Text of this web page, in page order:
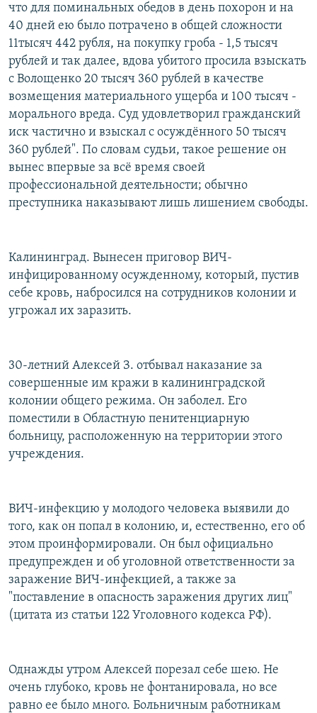
что для поминальных обедов в день похорон и на
40 дней ею было потрачено в общей сложности
11тысяч 442 рубля, на покупку гроба - 1,5 тысяч
рублей и так далее, вдова убитого просила взыскать
с Волощенко 20 тысяч 360 рублей в качестве
возмещения материального ущерба и 100 тысяч -
морального вреда. Суд удовлетворил гражданский
иск частично и взыскал с осуждённого 50 тысяч
360 рублей". По словам судьи, такое решение он
вынес впервые за всё время своей
профессиональной деятельности; обычно
преступника наказывают лишь лишением свободы.
Калининград. Вынесен приговор ВИЧ-
инфицированному осужденному, который, пустив
себе кровь, набросился на сотрудников колонии и
угрожал их заразить.
30-летний Алексей З. отбывал наказание за
совершенные им кражи в калининградской
колонии общего режима. Он заболел. Его
поместили в Областную пенитенциарную
больницу, расположенную на территории этого
учреждения.
ВИЧ-инфекцию у молодого человека выявили до
того, как он попал в колонию, и, естественно, его об
этом проинформировали. Он был официально
предупрежден и об уголовной ответственности за
заражение ВИЧ-инфекцией, а также за
"поставление в опасность заражения других лиц"
(цитата из статьи 122 Уголовного кодекса РФ).
Однажды утром Алексей порезал себе шею. Не
очень глубоко, кровь не фонтанировала, но все
равно ее было много. Больничным работникам